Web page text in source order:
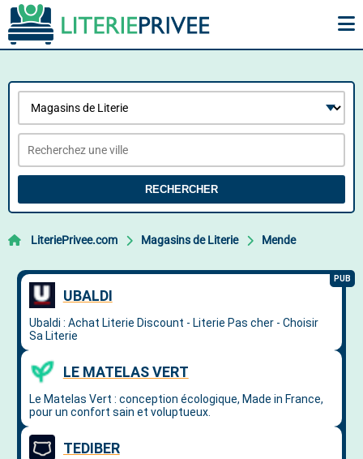
RECHERCHER
LiteriePrivee.com Magasins de Literie Mende